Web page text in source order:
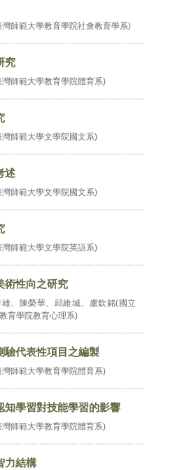
師範大學教育學院社會教育學系)
究
師範大學教育學院體育系)
師範大學文學院國文系)
述
師範大學文學院國文系)
師範大學文學院英語系)
術性向之研究
、陳榮華、邱維城、盧欽銘(國立
育學院教育心理系)
驗代表性項目之編製
師範大學教育學院體育系)
知學習對技能學習的影響
師範大學教育學院體育系)
力結構